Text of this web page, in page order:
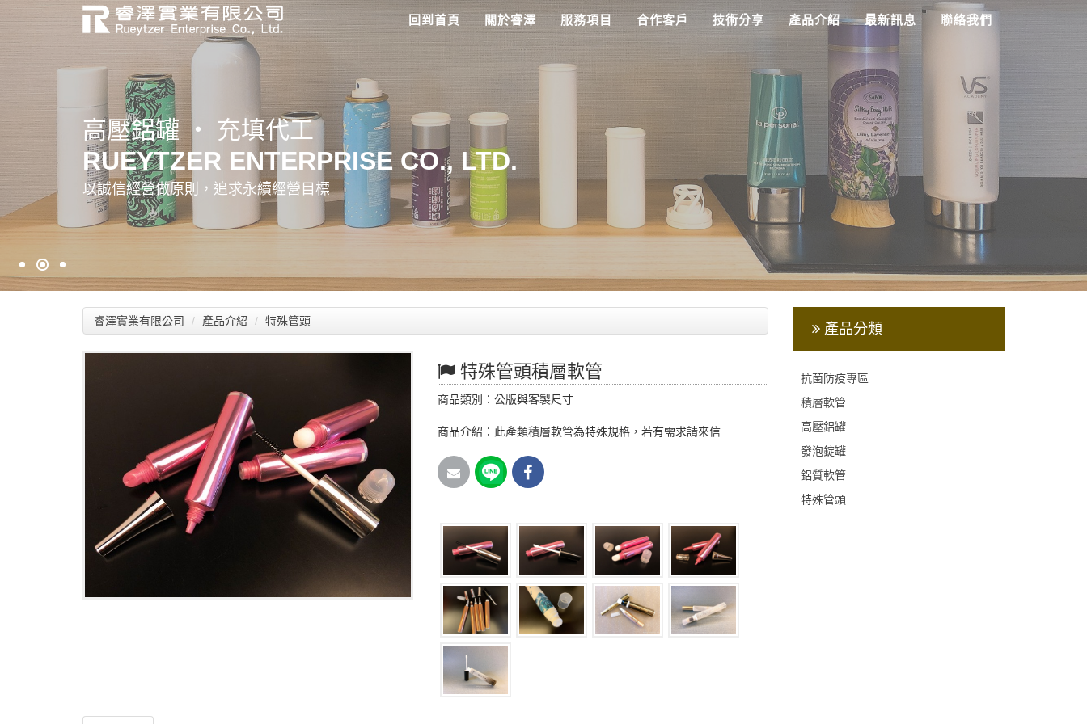
積層軟管 ‧ 充填代工
RUEYTZER ENTERPRISE CO., LTD.
以誠信經營做原則，追求永續經營目標
高壓鋁罐 ‧ 充填代工
RUEYTZER ENTERPRISE CO., LTD.
以誠信經營做原則，追求永續經營目標
鋁塑軟管 ‧ 充填代工
RUEYTZER ENTERPRISE CO., LTD.
以誠信經營做原則，追求永續經營目標
回到首頁 關於睿澤 服務項目 合作客戶 技術分享 產品介紹 最新訊息 聯絡我們
睿澤實業有限公司 產品介紹 特殊管頭
特殊管頭積層軟管
商品類別：公版與客製尺寸
商品介紹：此產類積層軟管為特殊規格，若有需求請來信
產品分類
抗菌防疫專區
積層軟管
高壓鋁罐
發泡錠罐
鋁質軟管
特殊管頭